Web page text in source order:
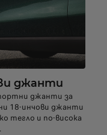
джанти
джанти за
18-инчови джанти
тегло и по-висока